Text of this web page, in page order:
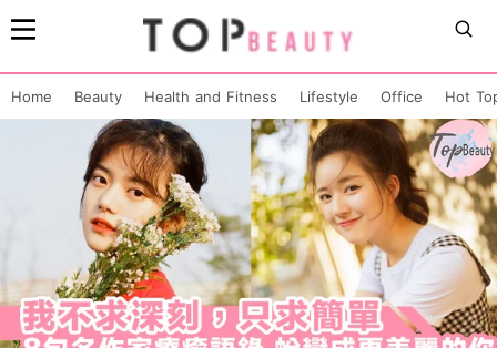
Home Beauty Health and Fitness Lifestyle Office Hot